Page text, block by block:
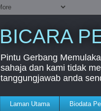
BICARA
Pintu Gerbang
sahaja dan kami tidak
tanggungjawab anda
Laman Utama Biodata